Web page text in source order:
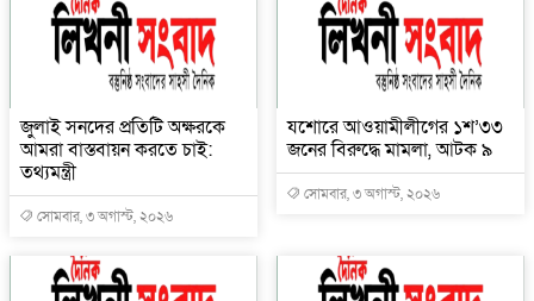
জুলাই সনদের প্রতিটি অক্ষরকে
আমরা বাস্তবায়ন করতে চাই:
তথ্যমন্ত্রী
সোমবার, ৩ অগাস্ট, ২০২৬
যশোরে আওয়ামীলীগের ১শ’৩৩
জনের বিরুদ্ধে মামলা, আটক ৯
সোমবার, ৩ অগাস্ট, ২০২৬